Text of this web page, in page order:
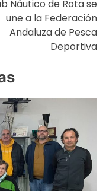
Náutico de Rota se
une a la Federación
Andaluza de Pesca
Deportiva